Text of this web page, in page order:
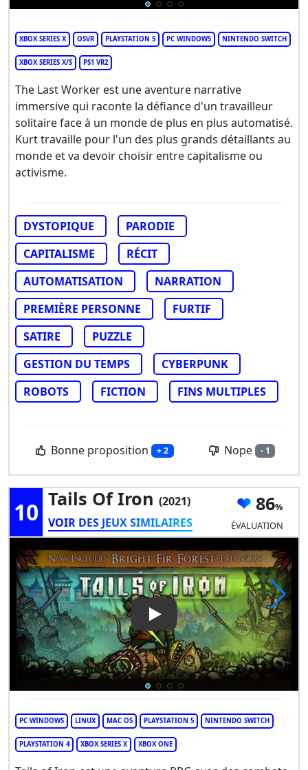
XBOX SERIES X OSVR PLAYSTATION 5 PC WINDOWS NINTENDO SWITCH
XBOX SERIES X/S PS1 VR2
The Last Worker est une aventure narrative
immersive qui raconte la défiance d'un travailleur
solitaire face à un monde de plus en plus automatisé.
Kurt travaille pour l'un des plus grands détaillants au
monde et va devoir choisir entre capitalisme ou
activisme.
DYSTOPIQUE
PARODIE
CAPITALISME
RÉCIT
AUTOMATISATION
NARRATION
PREMIÈRE PERSONNE
FURTIF
SATIRE
PUZZLE
GESTION DU TEMPS
CYBERPUNK
ROBOTS
FICTION FINS MULTIPLES
Bonne proposition + 2 Nope - 1
10 Tails Of Iron (2021)
VOIR DES JEUX SIMILAIRES
86
ÉVALUATION
Play Video: Tails Of Iron
PC WINDOWS LINUX MAC OS PLAYSTATION 5 NINTENDO SWITCH
PLAYSTATION 4 XBOX SERIES X XBOX ONE